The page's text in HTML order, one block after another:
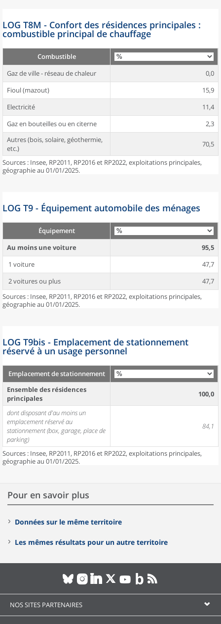
LOG T8M - Confort des résidences principales :
combustible principal de chauffage
Combustible
Gaz de ville - réseau de chaleur
0,0
Fioul (mazout)
15,9
Electricité
11,4
Gaz en bouteilles ou en citerne
2,3
Autres (bois, solaire, géothermie,
etc.)
70,5
Sources : Insee, RP2011, RP2016 et RP2022, exploitations principales,
géographie au 01/01/2025.
LOG T9 - Équipement automobile des ménages
Équipement
Au moins une voiture
95,5
1 voiture
47,7
2 voitures ou plus
47,7
Sources : Insee, RP2011, RP2016 et RP2022, exploitations principales,
géographie au 01/01/2025.
LOG T9bis - Emplacement de stationnement
réservé à un usage personnel
Emplacement de stationnement
Ensemble des résidences
principales
100,0
dont disposant d'au moins un
emplacement réservé au
stationnement (box, garage, place de
parking)
84,1
Sources : Insee, RP2011, RP2016 et RP2022, exploitations principales,
géographie au 01/01/2025.
Pour en savoir plus
Données sur le même territoire
Les mêmes résultats pour un autre territoire
NOS SITES PARTENAIRES